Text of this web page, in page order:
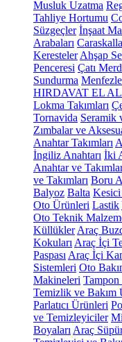
Musluk Uzatma
Tahliye Hortumu
Süzgeçler İnşaat
Arabaları
Keresteler Ahşap
Penceresi Çatı
Sundurma
HIRDAVAT EL
Lokma Takımları
Tornavida Seramik
Zımbalar ve
Anahtar Takımları
İngiliz Anahtarı İki
Anahtar ve
ve Takımları Boru
Balyoz Balta
Oto Ürünleri Lastik
Oto Teknik
Küllükler Araç
Kokuları Araç İçi
Paspası Araç İçi
Sistemleri Oto
Makineleri Tampon
Temizlik ve Bakım
Parlatıcı Ürünleri
ve Temizleyiciler
Boyaları Araç